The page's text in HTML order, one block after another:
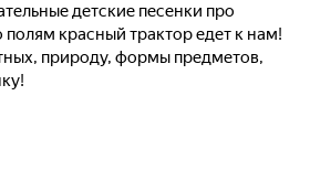
детские песенки про
красный трактор едет к нам!
природу, формы предметов,